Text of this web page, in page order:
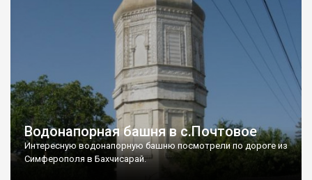
Водонапорная башня в с.Почтовое
Интересную водонапорную башню посмотрели по дороге из
Симферополя в Бахчисарай.